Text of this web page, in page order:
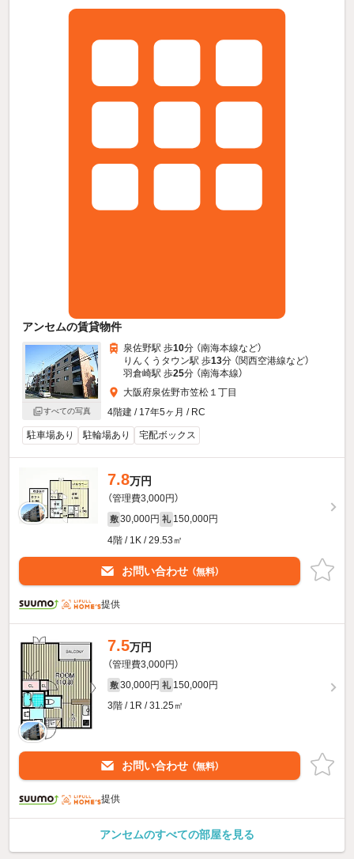
アンセムの賃貸物件
すべての写真
泉佐野駅 歩10分 （南海本線など）
りんくうタウン駅 歩13分 （関西空港線など）
羽倉崎駅 歩25分 （南海本線）
大阪府泉佐野市笠松１丁目
4階建 / 17年5ヶ月 / RC
駐車場あり 駐輪場あり 宅配ボックス
7.8万円
（管理費3,000円）
敷 30,000円 礼 150,000円
4階 / 1K / 29.53㎡
お問い合わせ （無料）
提供
7.5万円
（管理費3,000円）
敷 30,000円 礼 150,000円
3階 / 1R / 31.25㎡
お問い合わせ （無料）
提供
アンセムのすべての部屋を見る